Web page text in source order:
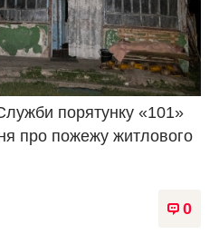
порятунку «101»
про пожежу житлового
0